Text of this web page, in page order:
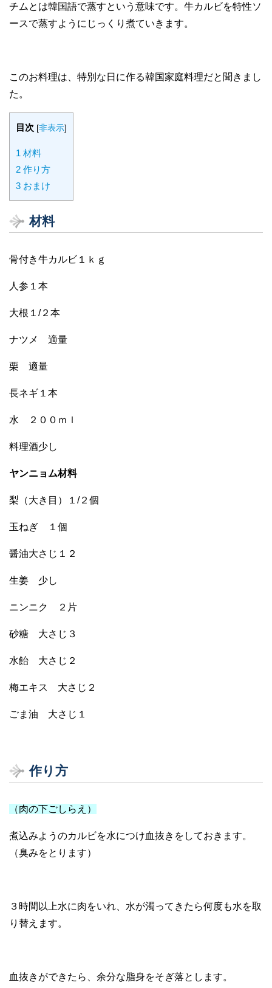
チムとは韓国語で蒸すという意味です。牛カルビを特性ソ
ースで蒸すようにじっくり煮ていきます。
このお料理は、特別な日に作る韓国家庭料理だと聞きまし
た。
目次 [非表示]
1 材料
2 作り方
3 おまけ
材料
骨付き牛カルビ１ｋｇ
人参１本
大根１/２本
ナツメ 適量
栗 適量
長ネギ１本
水 ２００ｍｌ
料理酒少し
ヤンニョム材料
梨（大き目）１/２個
玉ねぎ １個
醤油大さじ１２
生姜 少し
ニンニク ２片
砂糖 大さじ３
水飴 大さじ２
梅エキス 大さじ２
ごま油 大さじ１
作り方
（肉の下ごしらえ）
煮込みようのカルビを水につけ血抜きをしておきます。
（臭みをとります）
３時間以上水に肉をいれ、水が濁ってきたら何度も水を取
り替えます。
血抜きができたら、余分な脂身をそぎ落とします。